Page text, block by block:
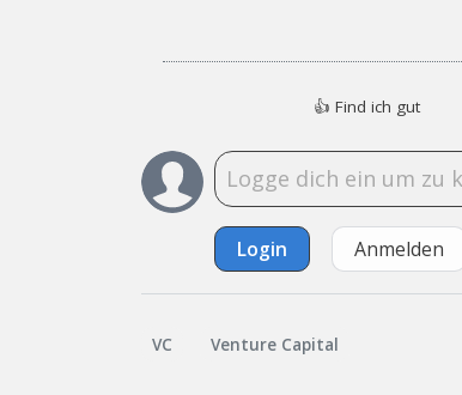
👍 Find ich gut
Login Anmelden
VC Venture Capital